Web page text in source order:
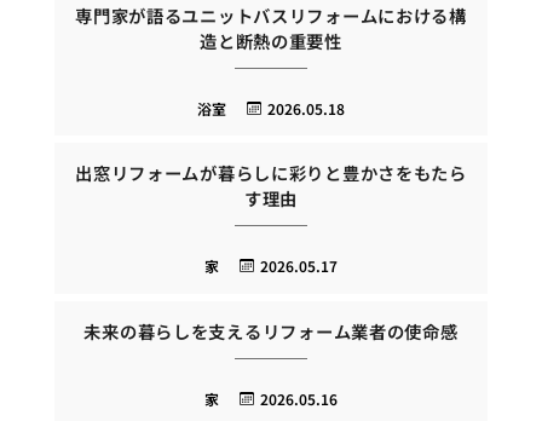
専門家が語るユニットバスリフォームにおける構
造と断熱の重要性
2026.05.18
浴室
出窓リフォームが暮らしに彩りと豊かさをもたら
す理由
2026.05.17
家
未来の暮らしを支えるリフォーム業者の使命感
2026.05.16
家